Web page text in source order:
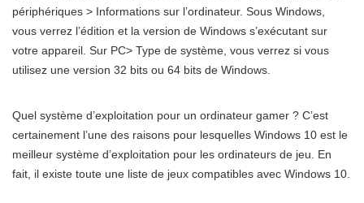
périphériques > Informations sur l’ordinateur. Sous Windows,
vous verrez l’édition et la version de Windows s’exécutant sur
votre appareil. Sur PC> Type de système, vous verrez si vous
utilisez une version 32 bits ou 64 bits de Windows.
Quel système d’exploitation pour un ordinateur gamer ? C’est
certainement l’une des raisons pour lesquelles Windows 10 est le
meilleur système d’exploitation pour les ordinateurs de jeu. En
fait, il existe toute une liste de jeux compatibles avec Windows 10.